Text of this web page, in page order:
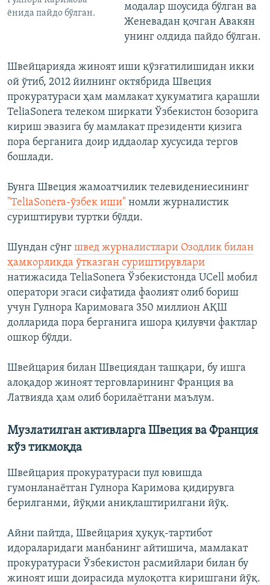
ёнида пайдо бўлган.
модалар шоусида бўлган ва
Женевадан қочган Авакян
унинг олдида пайдо бўлган.
Швейцарияда жиноят иши қўзғатилишидан икки
ой ўтиб, 2012 йилнинг октябрида Швеция
прокуратураси ҳам мамлакат ҳукуматига қарашли
TeliaSonera телеком ширкати Ўзбекистон бозорига
кириш эвазига бу мамлакат президенти қизига
пора берганига доир иддаолар хусусида тергов
бошлади.
Бунга Швеция жамоатчилик телевидениесининг
"TeliaSonera-ўзбек иши" номли журналистик
суриштируви туртки бўлди.
Шундан сўнг швед журналистлари Озодлик билан
ҳамкорликда ўтказган суриштирувлари
натижасида TeliaSonera Ўзбекистонда UCell мобил
оператори эгаси сифатида фаолият олиб бориш
учун Гулнора Каримовага 350 миллион АҚШ
долларида пора берганига ишора қилувчи фактлар
ошкор бўлди.
Швейцария билан Швециядан ташқари, бу ишга
алоқадор жиноят терговларининг Франция ва
Латвияда ҳам олиб борилаётгани маълум.
Музлатилган активларга Швеция ва Франция
кўз тикмоқда
Швейцария прокуратураси пул ювишда
гумонланаётган Гулнора Каримова қидирувга
берилганми, йўқми аниқлаштирилгани йўқ.
Айни пайтда, Швейцария ҳуқуқ-тартибот
идораларидаги манбанинг айтишича, мамлакат
прокуратураси Ўзбекистон расмийлари билан бу
жиноят иши доирасида мулоқотга киришгани йўқ.